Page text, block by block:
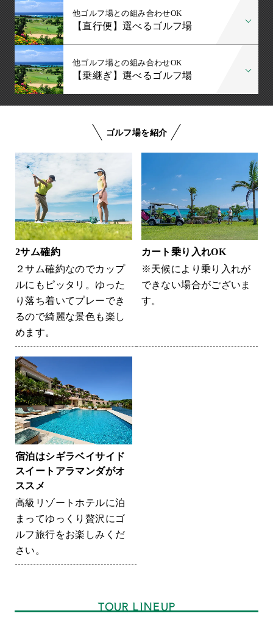
他ゴルフ場との組み合わせOK
【直行便】選べるゴルフ場
他ゴルフ場との組み合わせOK
【乗継ぎ】選べるゴルフ場
ゴルフ場を紹介
2サム確約
２サム確約なのでカップ
ルにもピッタリ。ゆった
り落ち着いてプレーでき
るので綺麗な景色も楽し
めます。
カート乗り入れOK
※天候により乗り入れが
できない場合がございま
す。
宿泊はシギラベイサイド
スイートアラマンダがオ
ススメ
高級リゾートホテルに泊
まってゆっくり贅沢にゴ
ルフ旅行をお楽しみくだ
さい。
TOUR LINEUP